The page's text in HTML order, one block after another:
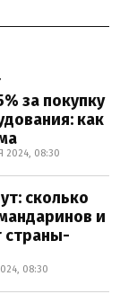
за покупку
как
2024, 08:30
сколько
и
страны-
08:30